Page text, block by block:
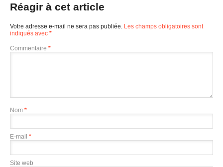
Réagir à cet article
Votre adresse e-mail ne sera pas publiée. Les champs obligatoires sont
indiqués avec *
Commentaire *
Nom *
E-mail *
Site web